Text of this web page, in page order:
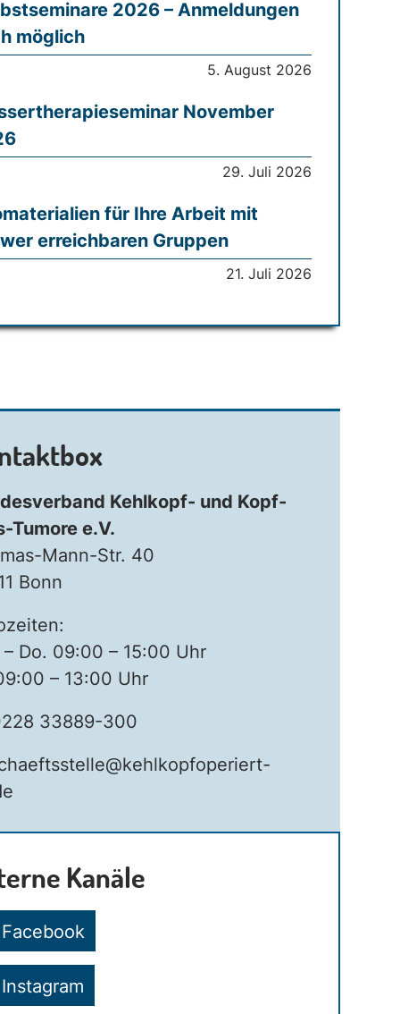
2026 – Anmeldungen
möglich
5. August 2026
November
29. Juli 2026
für Ihre Arbeit mit
erreichbaren Gruppen
21. Juli 2026
Kehlkopf- und Kopf-
Tumore e.V.
Mann-Str. 40
Bonn
– Do. 09:00 – 15:00 Uhr
– 13:00 Uhr
33889-300
Kanäle
Facebook
Instagram